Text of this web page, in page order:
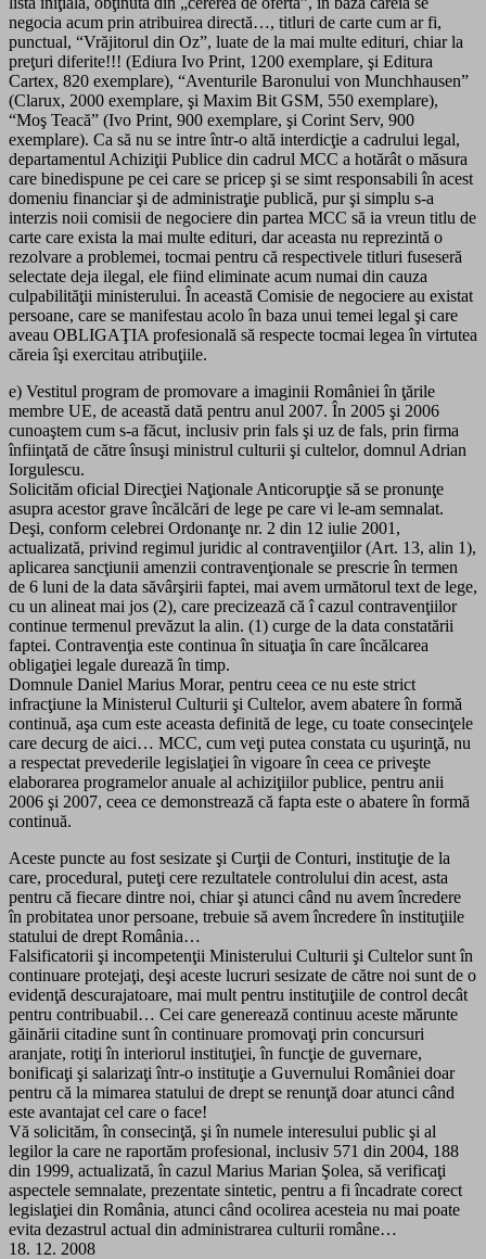
negocia acum prin atribuirea directă…, titluri de carte cum ar fi,
punctual, “Vrăjitorul din Oz”, luate de la mai multe edituri, chiar la
preţuri diferite!!! (Ediura Ivo Print, 1200 exemplare, şi Editura
Cartex, 820 exemplare), “Aventurile Baronului von Munchhausen”
(Clarux, 2000 exemplare, şi Maxim Bit GSM, 550 exemplare),
“Moş Teacă” (Ivo Print, 900 exemplare, şi Corint Serv, 900
exemplare). Ca să nu se intre într-o altă interdicţie a cadrului legal,
departamentul Achiziţii Publice din cadrul MCC a hotărât o măsura
care binedispune pe cei care se pricep şi se simt responsabili în acest
domeniu financiar şi de administraţie publică, pur şi simplu s-a
interzis noii comisii de negociere din partea MCC să ia vreun titlu de
carte care exista la mai multe edituri, dar aceasta nu reprezintă o
rezolvare a problemei, tocmai pentru că respectivele titluri fuseseră
selectate deja ilegal, ele fiind eliminate acum numai din cauza
culpabilităţii ministerului. În această Comisie de negociere au existat
persoane, care se manifestau acolo în baza unui temei legal şi care
aveau OBLIGAŢIA profesională să respecte tocmai legea în virtutea
căreia îşi exercitau atribuţiile.
e) Vestitul program de promovare a imaginii României în ţările
membre UE, de această dată pentru anul 2007. În 2005 şi 2006
cunoaştem cum s-a făcut, inclusiv prin fals şi uz de fals, prin firma
înfiinţată de către însuşi ministrul culturii şi cultelor, domnul Adrian
Iorgulescu.
Solicităm oficial Direcţiei Naţionale Anticorupţie să se pronunţe
asupra acestor grave încălcări de lege pe care vi le-am semnalat.
Deşi, conform celebrei Ordonanţe nr. 2 din 12 iulie 2001,
actualizată, privind regimul juridic al contravenţiilor (Art. 13, alin 1),
aplicarea sancţiunii amenzii contravenţionale se prescrie în termen
de 6 luni de la data săvârşirii faptei, mai avem următorul text de lege,
cu un alineat mai jos (2), care precizează că î cazul contravenţiilor
continue termenul prevăzut la alin. (1) curge de la data constatării
faptei. Contravenţia este continua în situaţia în care încălcarea
obligaţiei legale durează în timp.
Domnule Daniel Marius Morar, pentru ceea ce nu este strict
infracţiune la Ministerul Culturii şi Cultelor, avem abatere în formă
continuă, aşa cum este aceasta definită de lege, cu toate consecinţele
care decurg de aici… MCC, cum veţi putea constata cu uşurinţă, nu
a respectat prevederile legislaţiei în vigoare în ceea ce priveşte
elaborarea programelor anuale al achiziţiilor publice, pentru anii
2006 şi 2007, ceea ce demonstrează că fapta este o abatere în formă
continuă.
Aceste puncte au fost sesizate şi Curţii de Conturi, instituţie de la
care, procedural, puteţi cere rezultatele controlului din acest, asta
pentru că fiecare dintre noi, chiar şi atunci când nu avem încredere
în probitatea unor persoane, trebuie să avem încredere în instituţiile
statului de drept România…
Falsificatorii şi incompetenţii Ministerului Culturii şi Cultelor sunt în
continuare protejaţi, deşi aceste lucruri sesizate de către noi sunt de o
evidenţă descurajatoare, mai mult pentru instituţiile de control decât
pentru contribuabil… Cei care generează continuu aceste mărunte
găinării citadine sunt în continuare promovaţi prin concursuri
aranjate, rotiţi în interiorul instituţiei, în funcţie de guvernare,
bonificaţi şi salarizaţi într-o instituţie a Guvernului României doar
pentru că la mimarea statului de drept se renunţă doar atunci când
este avantajat cel care o face!
Vă solicităm, în consecinţă, şi în numele interesului public şi al
legilor la care ne raportăm profesional, inclusiv 571 din 2004, 188
din 1999, actualizată, în cazul Marius Marian Şolea, să verificaţi
aspectele semnalate, prezentate sintetic, pentru a fi încadrate corect
legislaţiei din România, atunci când ocolirea acesteia nu mai poate
evita dezastrul actual din administrarea culturii române…
18. 12. 2008